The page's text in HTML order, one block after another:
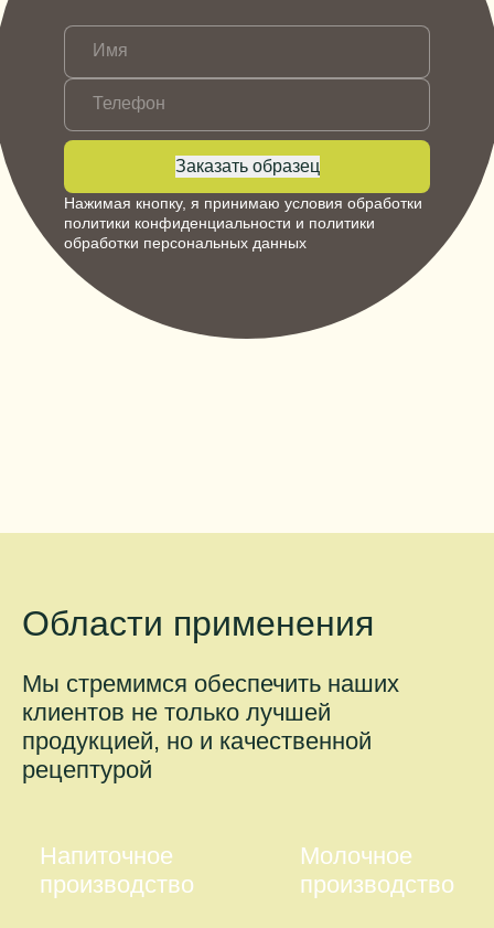
Имя
Телефон
Заказать образец
Нажимая кнопку, я принимаю условия обработки
политики конфиденциальности и политики
обработки персональных данных
Области применения
Мы стремимся обеспечить наших
клиентов не только лучшей
продукцией, но и качественной
рецептурой
Напиточное
производство
Молочное
производство